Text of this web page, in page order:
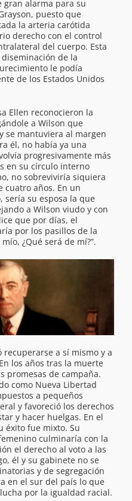
gran alarma para su
puesto que
la arteria carótida
derecho con el control
del cuerpo. Esta
de la
le podía
de los Estados Unidos
Ellen reconocieron la
a Wilson que
se mantuviera al margen
él, no había ya una
progresivamente más
en su círculo interno
no sobreviviría siquiera
cuatro años. En un
su esposa la que
a Wilson viudo y con
que por días, el
por los pasillos de la
¿Qué será de mí?”.
a sí mismo y a
los años tras la muerte
promesas de campaña.
como Nueva Libertad
a pequeños
y favoreció los derechos
y hacer huelgas. En el
éxito fue mixto. Su
culminaría con la
el derecho al voto a las
él y su gabinete no se
y de segregación
en el sur del país lo que
por la igualdad racial.